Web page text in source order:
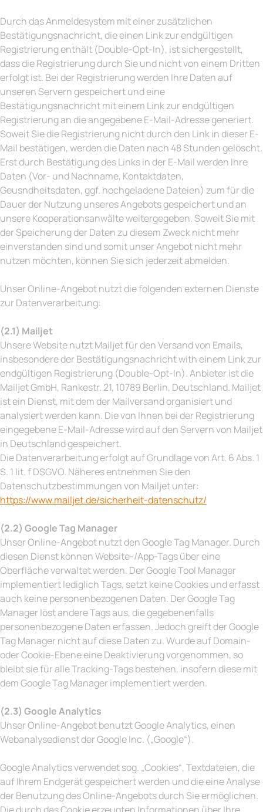
Durch das Anmeldesystem mit einer zusätzlichen
Bestätigungsnachricht, die einen Link zur endgültigen
Registrierung enthält (Double-Opt-In), ist sichergestellt,
dass die Registrierung durch Sie und nicht von einem Dritten
erfolgt ist. Bei der Registrierung werden Ihre Daten auf
unseren Servern gespeichert und eine
Bestätigungsnachricht mit einem Link zur endgültigen
Registrierung an die angegebene E-Mail-Adresse generiert.
Soweit Sie die Registrierung nicht durch den Link in dieser E-
Mail bestätigen, werden die Daten nach 48 Stunden gelöscht.
Erst durch Bestätigung des Links in der E-Mail werden Ihre
Daten (Vor- und Nachname, Kontaktdaten,
Geusndheitsdaten, ggf. hochgeladene Dateien) zum für die
Dauer der Nutzung unseres Angebots gespeichert und an
unsere Kooperationsanwälte weitergegeben. Soweit Sie mit
der Speicherung der Daten zu diesem Zweck nicht mehr
einverstanden sind und somit unser Angebot nicht mehr
nutzen möchten, können Sie sich jederzeit abmelden.
Unser Online-Angebot nutzt die folgenden externen Dienste
zur Datenverarbeitung:
(2.1) Mailjet
Unsere Website nutzt Mailjet für den Versand von Emails,
insbesondere der Bestätigungsnachricht with einem Link zur
endgültigen Registrierung (Double-Opt-In). Anbieter ist die
Mailjet GmbH, Rankestr. 21, 10789 Berlin, Deutschland. Mailjet
ist ein Dienst, mit dem der Mailversand organisiert und
analysiert werden kann. Die von Ihnen bei der Registrierung
eingegebene E-Mail-Adresse wird auf den Servern von Mailjet
in Deutschland gespeichert.
Die Datenverarbeitung erfolgt auf Grundlage von Art. 6 Abs. 1
S. 1 lit. f DSGVO. Näheres entnehmen Sie den
Datenschutzbestimmungen von Mailjet unter:
https://www.mailjet.de/sicherheit-datenschutz/
(2.2) Google Tag Manager
Unser Online-Angebot nutzt den Google Tag Manager. Durch
diesen Dienst können Website-/App-Tags über eine
Oberfläche verwaltet werden. Der Google Tool Manager
implementiert lediglich Tags, setzt keine Cookies und erfasst
auch keine personenbezogenen Daten. Der Google Tag
Manager löst andere Tags aus, die gegebenenfalls
personenbezogene Daten erfassen. Jedoch greift der Google
Tag Manager nicht auf diese Daten zu. Wurde auf Domain-
oder Cookie-Ebene eine Deaktivierung vorgenommen, so
bleibt sie für alle Tracking-Tags bestehen, insofern diese mit
dem Google Tag Manager implementiert werden.
(2.3) Google Analytics
Unser Online-Angebot benutzt Google Analytics, einen
Webanalysedienst der Google Inc. („Google“).
Google Analytics verwendet sog. „Cookies“, Textdateien, die
auf Ihrem Endgerät gespeichert werden und die eine Analyse
der Benutzung des Online-Angebots durch Sie ermöglichen.